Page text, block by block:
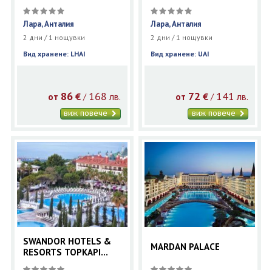
Лара, Анталия
2 дни / 1 нощувки
Вид хранене: LHAI
от 86 €/ 168 лв.
виж повече
Лара, Анталия
2 дни / 1 нощувки
Вид хранене: UAI
от 72 € / 141 лв.
виж повече
SWANDOR HOTELS &
RESORTS TOPKAPI
PALACE
MARDAN PALACE